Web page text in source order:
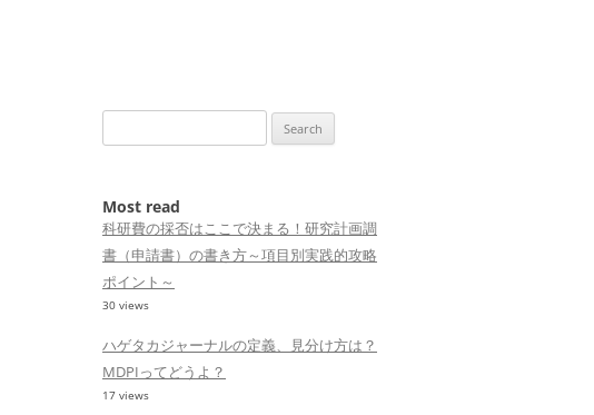
for:
Most read
科研費の採否はここで決まる！研究計画調
書（申請書）の書き方～項目別実践的攻略
ポイント～
30 views
ハゲタカジャーナルの定義、見分け方は？
MDPIってどうよ？
17 views